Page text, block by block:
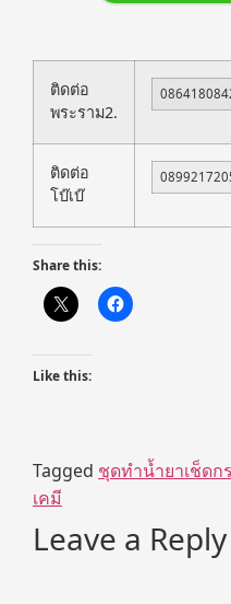
ติดต่อ
พระราม2.
ติดต่อ
โบ๊เบ๊
Share this:
Like this:
Tagged ชุดทำน้ำยาเช็ดก
เคมี
Leave a Reply